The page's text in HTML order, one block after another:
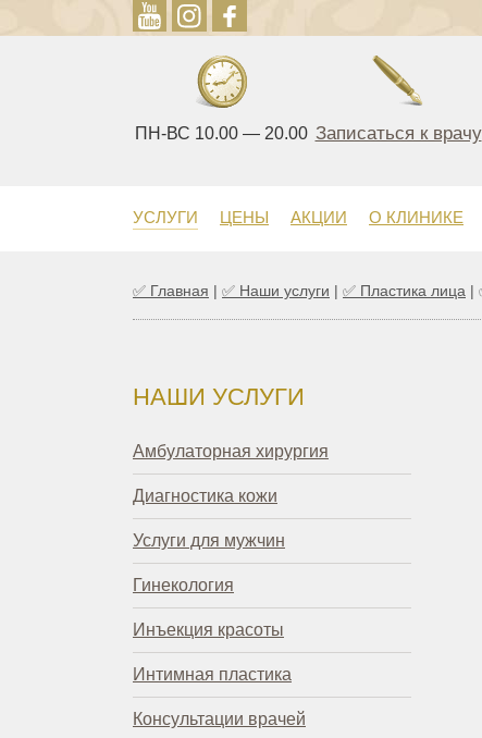
ПН-ВС 10.00 — 20.00 Записаться к врачу
УСЛУГИ ЦЕНЫ АКЦИИ О КЛИНИКЕ
✅ Главная | ✅ Наши услуги | ✅ Пластика лица |
НАШИ УСЛУГИ
Амбулаторная хирургия
Диагностика кожи
Услуги для мужчин
Гинекология
Инъекция красоты
Интимная пластика
Консультации врачей